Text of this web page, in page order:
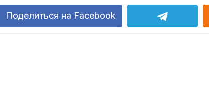
Поделиться на Facebook